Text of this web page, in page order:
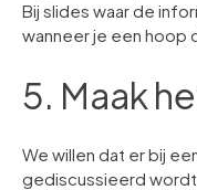
Bij slides waar de
wanneer je een hoop
5. Maak
We willen dat er bij
gediscussieerd